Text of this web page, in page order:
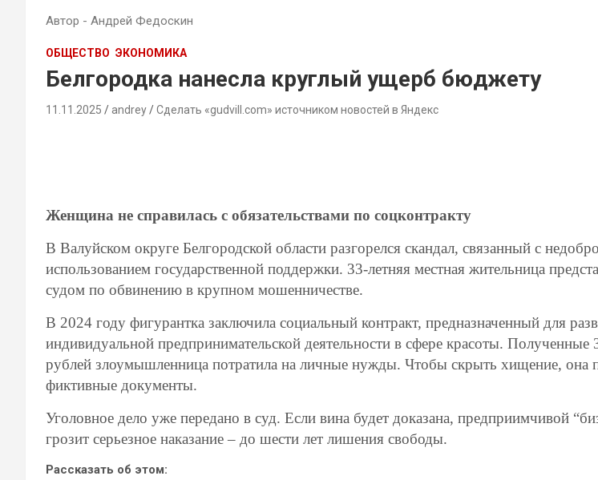
Автор - Андрей Федоскин
ОБЩЕСТВО ЭКОНОМИКА
Белгородка нанесла круглый ущерб бюджету
11.11.2025 andrey Сделать «gudvill.com» источником новостей в Яндекс
Женщина не справилась с обязательствами по соцконтракту
В Валуйском округе Белгородской области разгорелся скандал, связанный с
использованием государственной поддержки. 33-летняя местная жительница
судом по обвинению в крупном мошенничестве.
В 2024 году фигурантка заключила социальный контракт, предназначенный для
индивидуальной предпринимательской деятельности в сфере красоты. Полученные
рублей злоумышленница потратила на личные нужды. Чтобы скрыть хищение, она
фиктивные документы.
Уголовное дело уже передано в суд. Если вина будет доказана, предприимчивой
грозит серьезное наказание – до шести лет лишения свободы.
Рассказать об этом: